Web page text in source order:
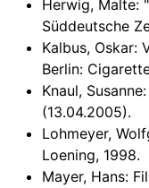
Herwig, Malte:
Süddeutsche
Kalbus, Oskar:
Berlin:
Knaul,
(13.04.2005).
Lohmeyer,
Loening, 1998.
Mayer, Hans: